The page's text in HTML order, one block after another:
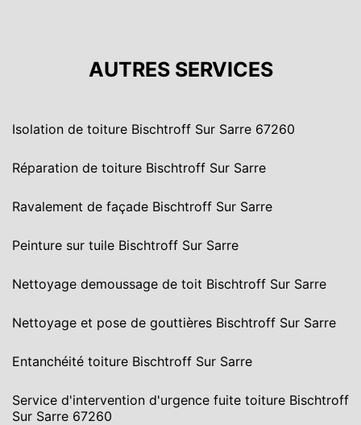
AUTRES SERVICES
Isolation de toiture Bischtroff Sur Sarre 67260
Réparation de toiture Bischtroff Sur Sarre
Ravalement de façade Bischtroff Sur Sarre
Peinture sur tuile Bischtroff Sur Sarre
Nettoyage demoussage de toit Bischtroff Sur Sarre
Nettoyage et pose de gouttières Bischtroff Sur Sarre
Entanchéité toiture Bischtroff Sur Sarre
Service d'intervention d'urgence fuite toiture Bischtroff
Sur Sarre 67260